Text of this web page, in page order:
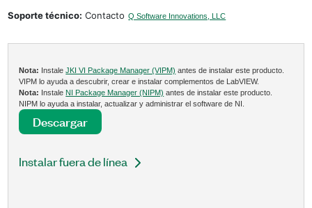
Soporte técnico: Contacto Q Software Innovations, LLC
Nota: InstaleJKI VI Package Manager (VIPM) antes de instalar este producto.
VIPM lo ayuda a descubrir, crear e instalar complementos de LabVIEW.
Nota: Instale NI Package Manager (NIPM) antes de instalar este producto.
NIPM lo ayuda a instalar, actualizar y administrar el software de NI.
Descargar
Instalar fuera de línea